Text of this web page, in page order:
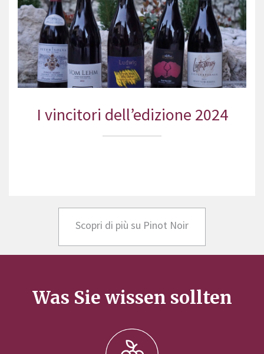
I vincitori dell’edizione 2024
Scopri di più su Pinot Noir
Was Sie wissen sollten